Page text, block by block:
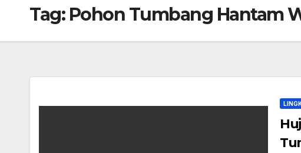
Tag: Pohon Tumbang Hantam